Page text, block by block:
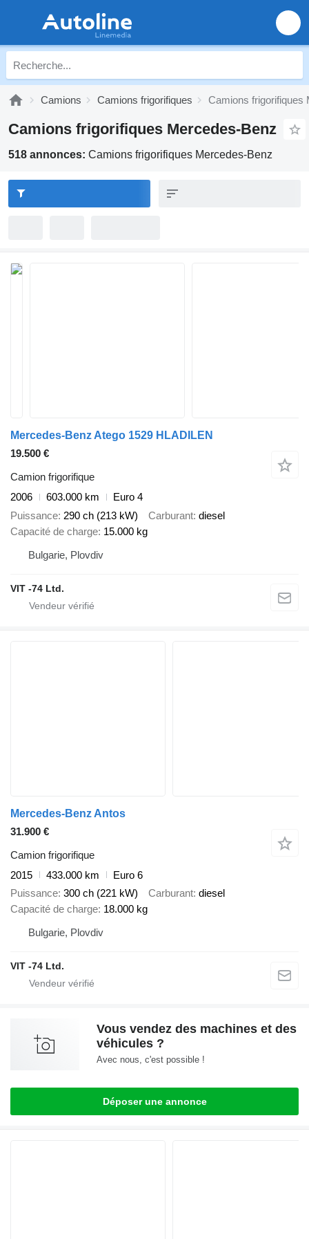
Camions Camions frigorifiques Camions frigorifiques
Camions frigorifiques Mercedes-Benz
518 annonces: Camions frigorifiques Mercedes-Benz
Mercedes-Benz Atego 1529 HLADILEN
19.500 €
Camion frigorifique
2006
603.000 km
Euro 4
Puissance 290 ch (213 kW) Carburant diesel
Capacité de charge 15.000 kg
Bulgarie, Plovdiv
VIT -74 Ltd.
Mercedes-Benz Antos
31.900 €
Camion frigorifique
2015
433.000 km
Euro 6
Puissance 300 ch (221 kW) Carburant diesel
Capacité de charge 18.000 kg
Bulgarie, Plovdiv
VIT -74 Ltd.
Vous vendez des machines et des
véhicules ?
Avec nous, c'est possible !
Déposer une annonce